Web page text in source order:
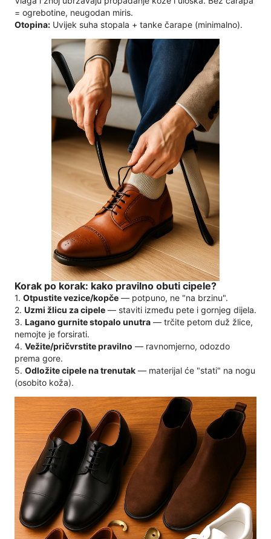
= ogrebotine, neugodan miris.
Otopina: Uvijek suha stopala + tanke čarape (minimalno).
Korak po korak: kako pravilno obuti cipele?
1. Otpustite vezice/kopče — potpuno, ne "na brzinu".
2. Uzmi žlicu za cipele — staviti između pete i gornjeg dijela.
3. Lagano gurnite stopalo unutra — trčite petom duž žlice,
nemojte je forsirati.
4. Vežite/pričvrstite pravilno — ravnomjerno, odozdo
prema gore.
5. Odložite cipele na trenutak — materijal će "stati" na nogu
(osobito koža).